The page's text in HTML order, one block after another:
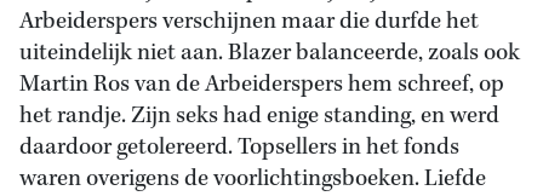
Arbeiderspers verschijnen maar die durfde het
uiteindelijk niet aan. Blazer balanceerde, zoals ook
Martin Ros van de Arbeiderspers hem schreef, op
het randje. Zijn seks had enige standing, en werd
daardoor getolereerd. Topsellers in het fonds
waren overigens de voorlichtingsboeken. Liefde